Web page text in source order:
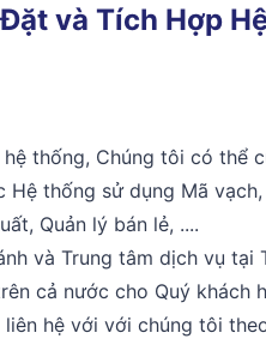
và Tích Hợp
thống, Chúng tôi có
thống sử dụng Mã
Quản lý bán lẻ, ....
và Trung tâm dịch vụ
cả nước cho Quý khách
hệ với với chúng tôi